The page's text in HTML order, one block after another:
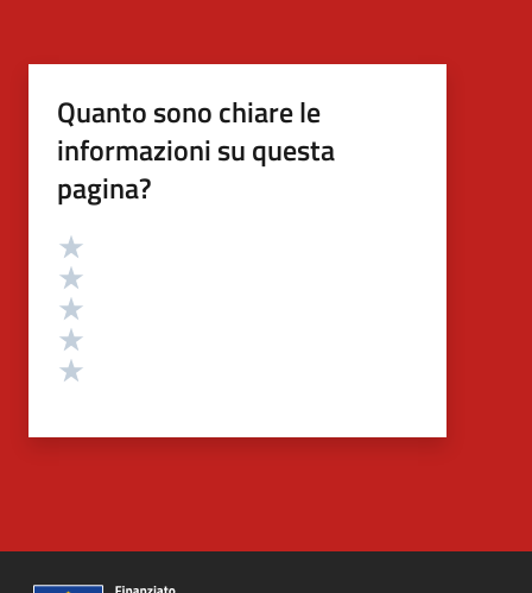
Quanto sono chiare le
informazioni su questa
pagina?
Valutazione